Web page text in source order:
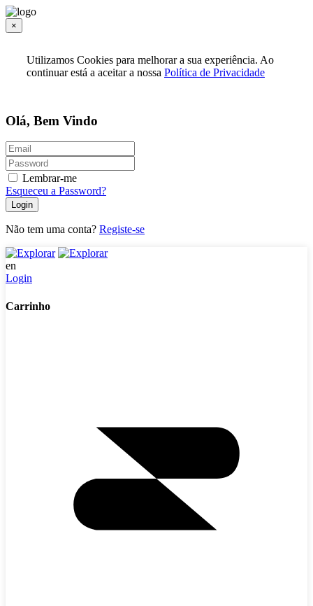
×
Utilizamos Cookies para melhorar a sua experiência. Ao
continuar está a aceitar a nossa Política de Privacidade
Olá, Bem Vindo
Lembrar-me
Esqueceu a Password?
Login
Não tem uma conta? Registe-se
en
Login
Carrinho